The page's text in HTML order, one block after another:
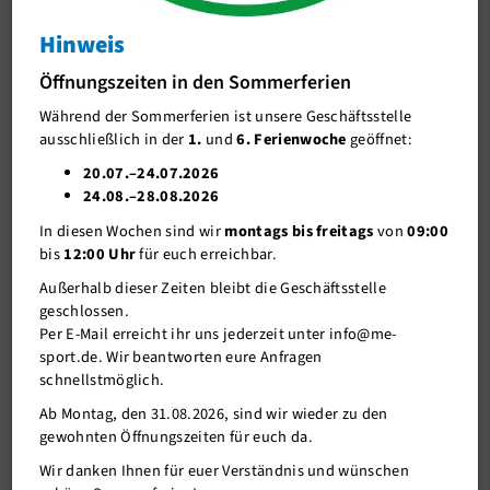
Abteilungsversammlung
Abteilungsversammlung
11.03.2025
J-Team
Stellenangebote
Förderverein me-sport e.V.
Mitgliederservice
Verantwortung
Hinweis
Öffnungszeiten in den Sommerferien
Während der Sommerferien ist unsere Geschäftsstelle
ausschließlich in der 1. und6. Ferienwochegeöffnet:
20.07.–24.07.2026
24.08.–28.08.2026
In diesen Wochen sind wirmontags bis freitagsvon09:00
bis12:00 Uhrfür euch erreichbar.
Außerhalb dieser Zeiten bleibt die Geschäftsstelle
geschlossen.
Per E-Mail erreicht ihr uns jederzeit unter info@me-
sport.de. Wir beantworten eure Anfragen
schnellstmöglich.
Ab Montag, den 31.08.2026, sind wir wieder zu den
gewohnten Öffnungszeiten für euch da.
Wir danken Ihnen für euer Verständnis und wünschen